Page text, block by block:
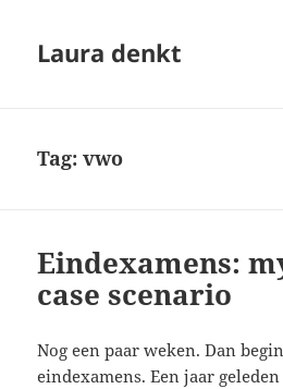
Laura denkt
Tag:vwo
Eindexamens:
case scenario
Nog een paar weken. Dan
eindexamens. Een jaar